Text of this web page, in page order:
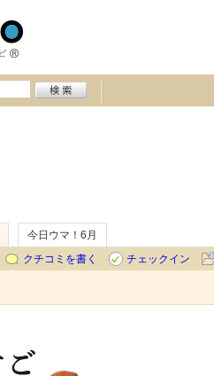
今日ウマ！6月
クチコミを書く
チェックイン